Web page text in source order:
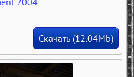
Скачать (12.04Mb)